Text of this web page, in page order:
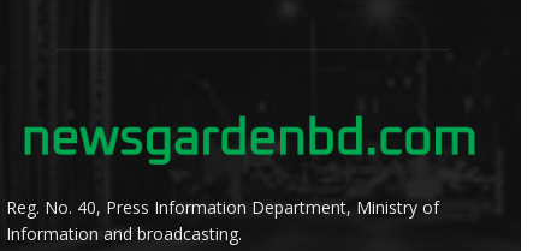
Reg. No. 40, Press Information Department, Ministry of
Information and broadcasting.